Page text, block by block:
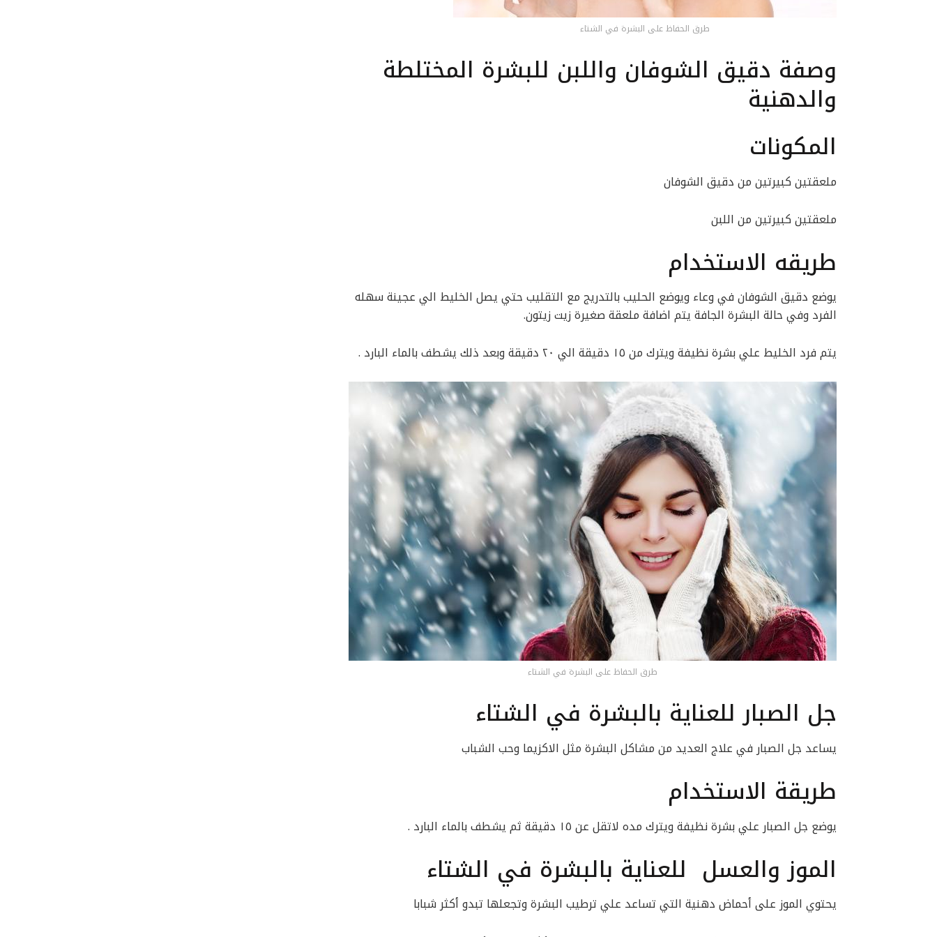
طرق الحفاظ على البشرة في الشتاء
وصفة دقيق الشوفان واللبن للبشرة المختلطة
والدهنية
المكونات
ملعقتين كبيرتين من دقيق الشوفان
ملعقتين كبيرتين من اللبن
طريقه الاستخدام
يوضع دقيق الشوفان في وعاء ويوضع الحليب بالتدريج مع التقليب حتي يصل الخليط الي عجينة سهله
الفرد وفي حالة البشرة الجافة يتم اضافة ملعقة صغيرة زيت زيتون.
يتم فرد الخليط علي بشرة نظيفة ويترك من ١٥ دقيقة الي ٢٠ دقيقة وبعد ذلك يشطف بالماء البارد .
طرق الحفاظ على البشرة في الشتاء
جل الصبار للعناية بالبشرة في الشتاء
يساعد جل الصبار في علاج العديد من مشاكل البشرة مثل الاكزيما وحب الشباب
طريقة الاستخدام
يوضع جل الصبار علي بشرة نظيفة ويترك مده لاتقل عن ١٥ دقيقة ثم يشطف بالماء البارد .
الموز والعسل للعناية بالبشرة في الشتاء
يحتوي الموز على أحماض دهنية التي تساعد علي ترطيب البشرة وتجعلها تبدو أكثر شبابا